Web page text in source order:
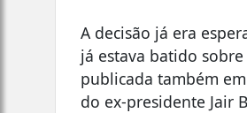
A decisão já era
já estava batido
publicada também
do ex-presidente Jair